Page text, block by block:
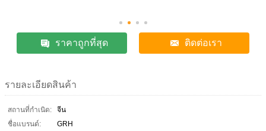
ราคาถูกที่สุด ติดต่อเรา
รายละเอียดสินค้า
สถานที่กำเนิด:
จีน
ชื่อแบรนด์:
GRH